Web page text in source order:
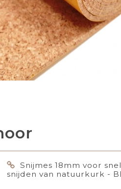
Snijmes 18mm voor
snijden van natuurkurk -